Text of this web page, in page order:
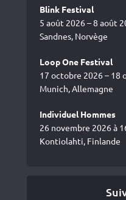
Blink Festival
5 août 2026 – 8 août
Sandnes, Norvège
Loop One Festival
17 octobre 2026 – 18
Munich, Allemagne
Individuel Hommes
26 novembre 2026 à
Kontiolahti, Finlande